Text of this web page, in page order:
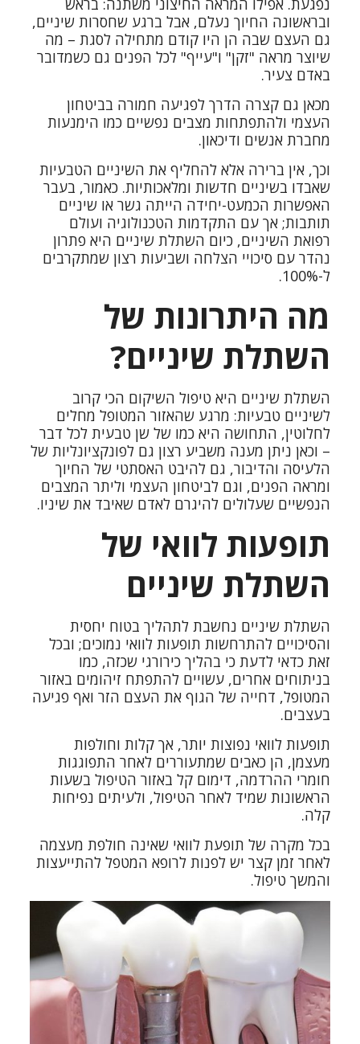
ובראשונה החיוך נעלם, אבל ברגע שחסרות שיניים,
גם העצם שבה הן היו קודם מתחילה לסגת – מה
שיוצר מראה "זקן" ו"עייף" לכל הפנים גם כשמדובר
באדם צעיר.
מכאן גם קצרה הדרך לפגיעה חמורה בביטחון
העצמי ולהתפתחות מצבים נפשיים כמו הימנעות
מחברת אנשים ודיכאון.
וכך, אין ברירה אלא להחליף את השיניים הטבעיות
שאבדו בשיניים חדשות ומלאכותיות. כאמור, בעבר
האפשרות הכמעט-יחידה הייתה גשראו שיניים
תותבות; אך עם התקדמות הטכנולוגיה ועולם
רפואת השיניים, כיום השתלת שיניים היא פתרון
נהדר עם סיכויי הצלחה ושביעות רצון שמתקרבים
ל-100%.
מה היתרונות של
השתלת שיניים?
השתלת שיניים היא טיפול השיקום הכי קרוב
לשיניים טבעיות: מרגע שהאזור המטופל מחלים
לחלוטין, התחושה היא כמו של שן טבעית לכל דבר
– וכאן ניתן מענה משביע רצון גם לפונקציונליות של
הלעיסה והדיבור, גם להיבט האסתטי של החיוך
ומראה הפנים, וגם לביטחון העצמי וליתר המצבים
הנפשיים שעלולים להיגרם לאדם שאיבד את שיניו.
תופעות לוואי של
השתלת שיניים
השתלת שיניים נחשבת לתהליך בטוח יחסית
והסיכויים להתרחשות תופעות לוואי נמוכים; ובכל
זאת כדאי לדעת כי בהליך כירורגי שכזה, כמו
בניתוחים אחרים, עשויים להתפתח זיהומים באזור
המטופל, דחייה של הגוף את העצם הזר ואף פגיעה
בעצבים.
תופעות לוואי נפוצות יותר, אך קלות וחולפות
מעצמן, הן כאבים שמתעוררים לאחר התפוגגות
חומרי ההרדמה, דימום קל באזור הטיפול בשעות
הראשונות שמיד לאחר הטיפול, ולעיתים נפיחות
קלה.
בכל מקרה של תופעת לוואי שאינה חולפת מעצמה
לאחר זמן קצר יש לפנות לרופא המטפל להתייעצות
והמשך טיפול.